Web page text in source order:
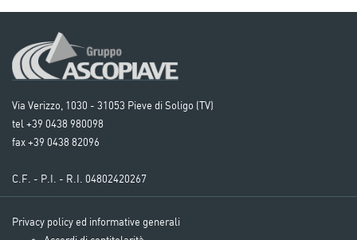
Via Verizzo, 1030 - 31053 Pieve di Soligo (TV)
tel +39 0438 980098
fax +39 0438 82096
C.F. - P.I. - R.I. 04802420267
Privacy policy ed informative generali